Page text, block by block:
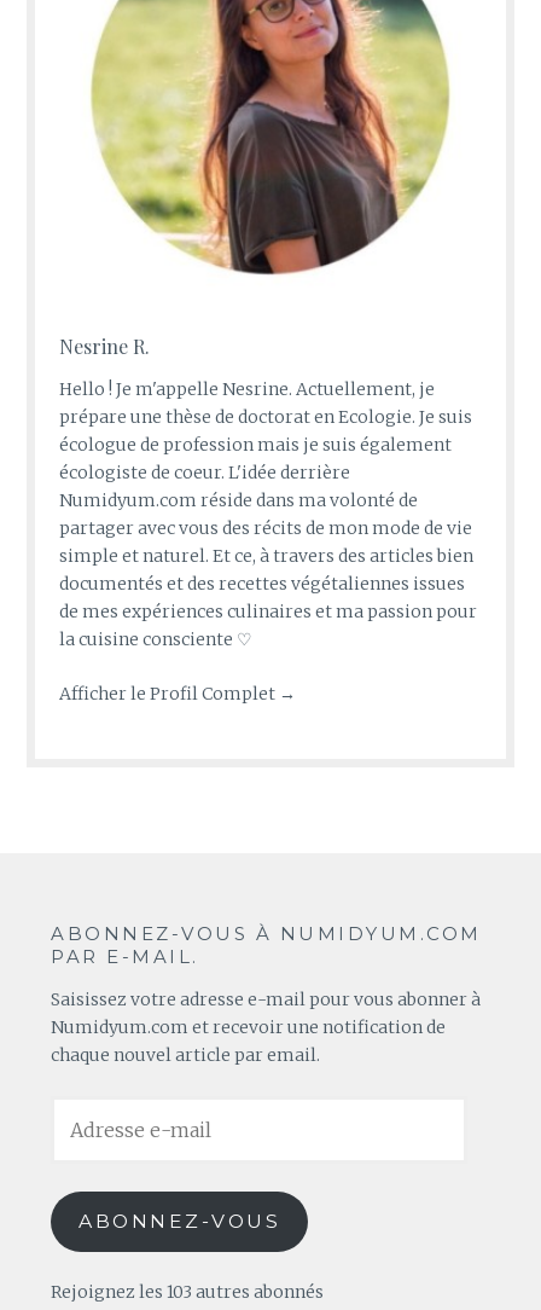
Nesrine R.
Hello ! Je m'appelle Nesrine. Actuellement, je
prépare une thèse de doctorat en Ecologie. Je suis
écologue de profession mais je suis également
écologiste de coeur. L'idée derrière
Numidyum.com réside dans ma volonté de
partager avec vous des récits de mon mode de vie
simple et naturel. Et ce, à travers des articles bien
documentés et des recettes végétaliennes issues
de mes expériences culinaires et ma passion pour
la cuisine consciente ♡
Afficher le Profil Complet →
ABONNEZ-VOUS À NUMIDYUM.COM
PAR E-MAIL.
Saisissez votre adresse e-mail pour vous abonner à
Numidyum.com et recevoir une notification de
chaque nouvel article par email.
ABONNEZ-VOUS
Rejoignez les 103 autres abonnés